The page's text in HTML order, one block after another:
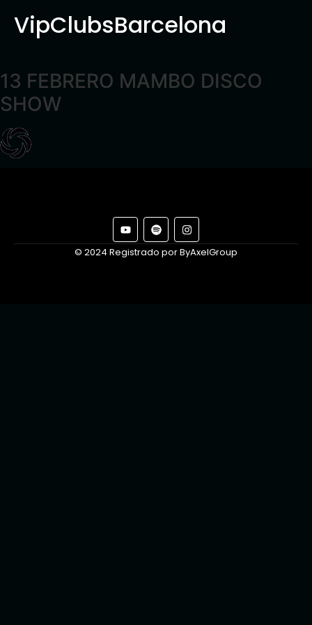
VipClubsBarcelona
13 FEBRERO MAMBO DISCO
SHOW
© 2024 Registrado por ByAxelGroup